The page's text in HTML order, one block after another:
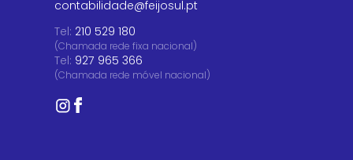
contabilidade@feijosul.pt
Tel: 210 529 180
(Chamada rede fixa nacional)
Tel: 927 965 366
(Chamada rede móvel nacional)